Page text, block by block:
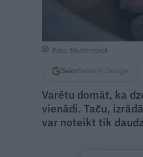
Foto: Shutterstock
Seko Santa.lv Google
Varētu domāt, ka
vienādi. Taču,
var noteikt tik